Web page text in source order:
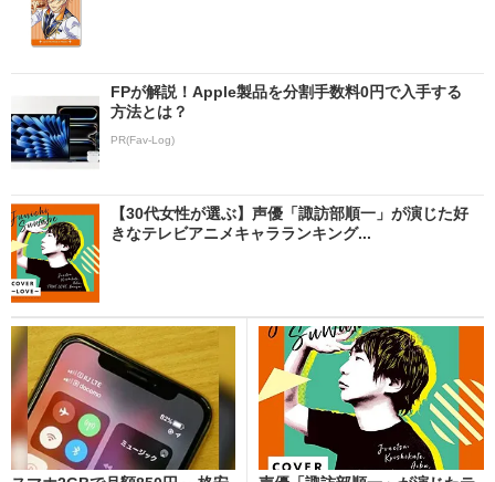
FPが解説！Apple製品を分割手数料0円で入手する
方法とは？
PR(Fav-Log)
【30代女性が選ぶ】声優「諏訪部順一」が演じた好
きなテレビアニメキャラランキング...